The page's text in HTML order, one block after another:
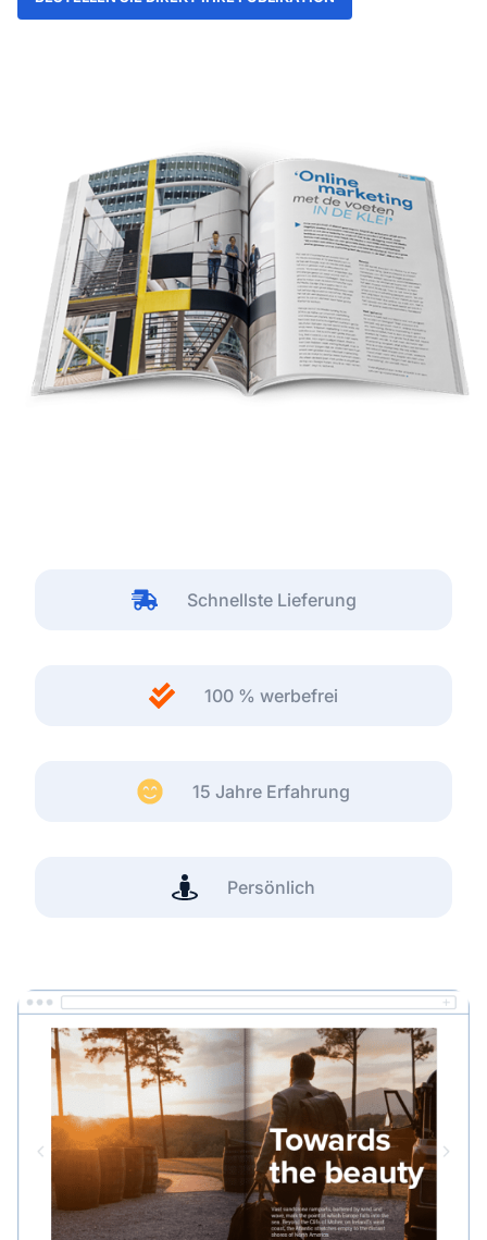
Schnellste Lieferung
100 % werbefrei
15 Jahre Erfahrung
Persönlich